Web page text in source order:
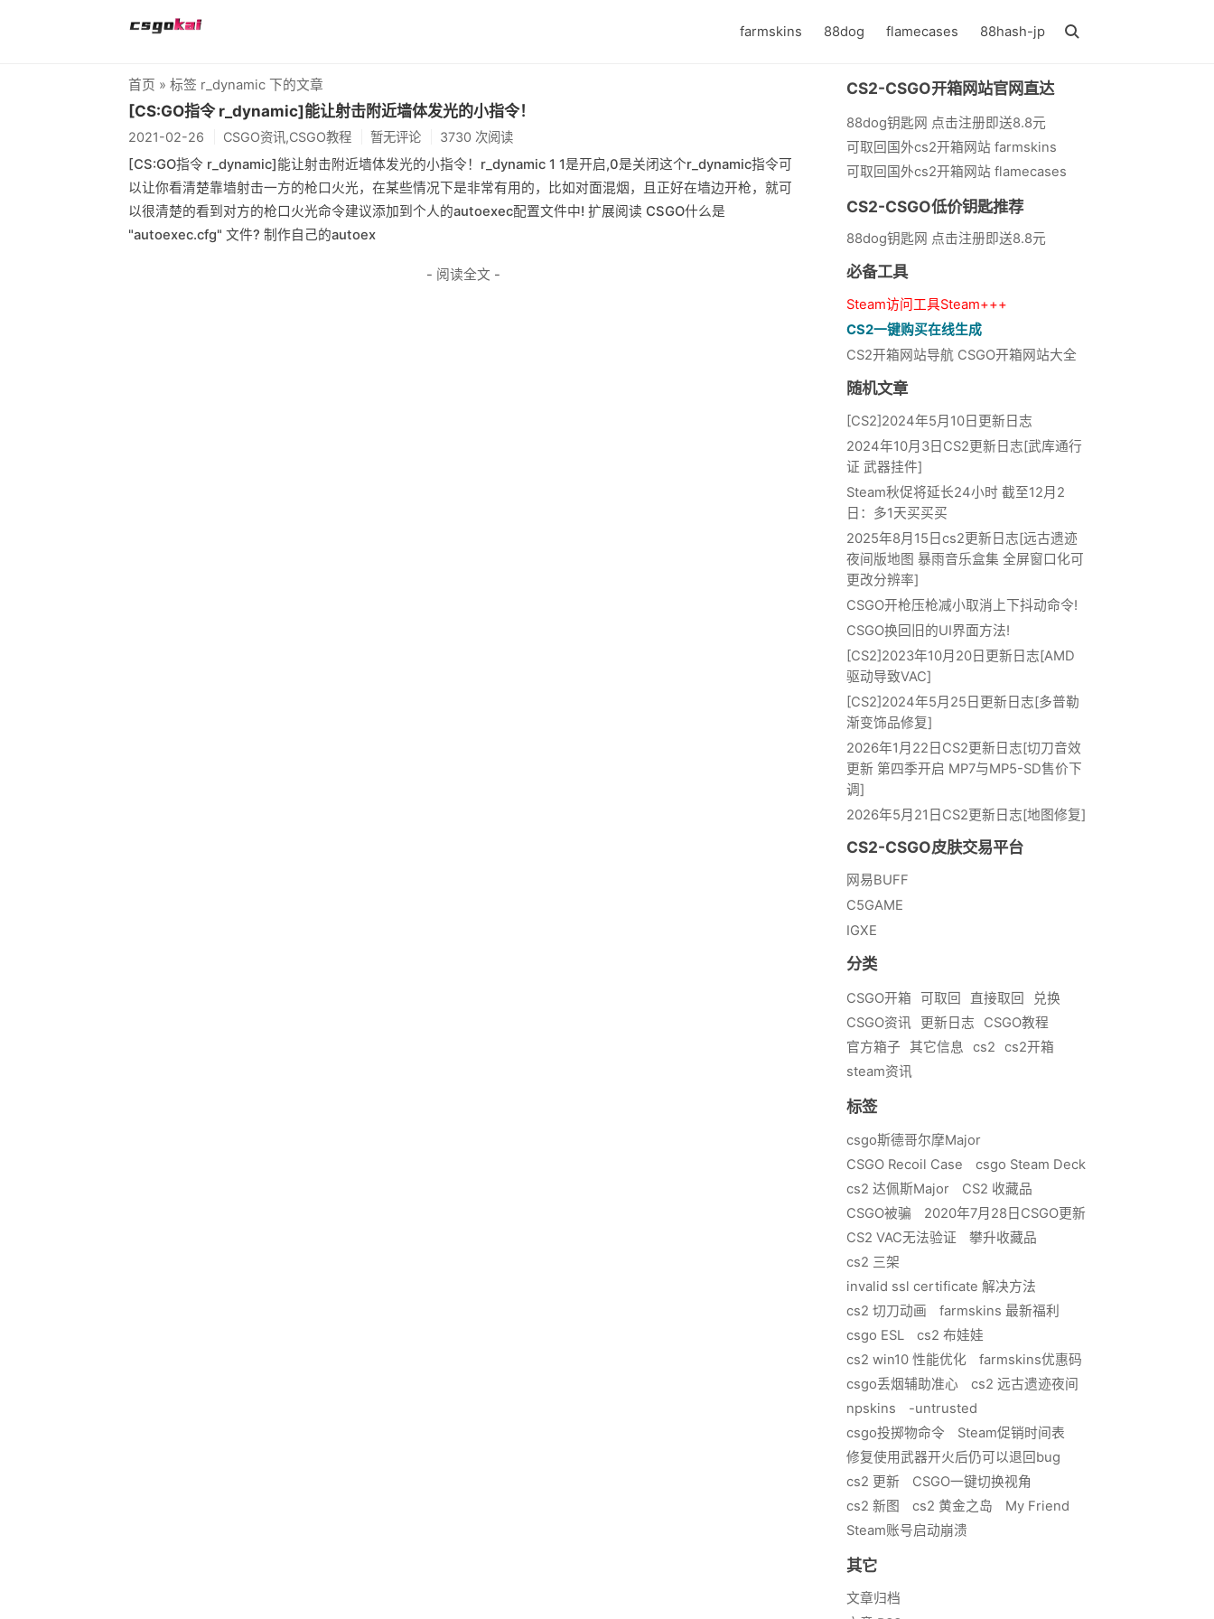
farmskins 88dog flamecases 88hash-jp
首页 » 标签 r_dynamic 下的文章
[CS:GO指令 r_dynamic]能让射击附近墙体发光的小指令！
2021-02-26 CSGO资讯,CSGO教程 暂无评论 3730 次阅读
[CS:GO指令 r_dynamic]能让射击附近墙体发光的小指令！r_dynamic 1 1是开启,0是关闭这个r_dynamic指令可
以让你看清楚靠墙射击一方的枪口火光，在某些情况下是非常有用的，比如对面混烟，且正好在墙边开枪，就可
以很清楚的看到对方的枪口火光命令建议添加到个人的autoexec配置文件中! 扩展阅读 CSGO什么是
"autoexec.cfg" 文件? 制作自己的autoex
- 阅读全文 -
CS2-CSGO开箱网站官网直达
88dog钥匙网 点击注册即送8.8元
可取回国外cs2开箱网站 farmskins
可取回国外cs2开箱网站 flamecases
CS2-CSGO低价钥匙推荐
88dog钥匙网 点击注册即送8.8元
必备工具
Steam访问工具Steam+++
CS2一键购买在线生成
CS2开箱网站导航 CSGO开箱网站大全
随机文章
[CS2]2024年5月10日更新日志
2024年10月3日CS2更新日志[武库通行
证 武器挂件]
Steam秋促将延长24小时 截至12月2
日：多1天买买买
2025年8月15日cs2更新日志[远古遗迹
夜间版地图 暴雨音乐盒集 全屏窗口化可
更改分辨率]
CSGO开枪压枪减小取消上下抖动命令!
CSGO换回旧的UI界面方法!
[CS2]2023年10月20日更新日志[AMD
驱动导致VAC]
[CS2]2024年5月25日更新日志[多普勒
渐变饰品修复]
2026年1月22日CS2更新日志[切刀音效
更新 第四季开启 MP7与MP5-SD售价下
调]
2026年5月21日CS2更新日志[地图修复]
CS2-CSGO皮肤交易平台
网易BUFF
C5GAME
IGXE
分类
CSGO开箱 可取回 直接取回
兑换
CSGO资讯
更新日志
CSGO教程
官方箱子
其它信息 cs2
cs2开箱
steam资讯
标签
csgo斯德哥尔摩Major
CSGO Recoil Case
csgo Steam Deck
cs2 达佩斯Major
CS2 收藏品
CSGO被骗
2020年7月28日CSGO更新
CS2 VAC无法验证
攀升收藏品
cs2 三架
invalid ssl certificate 解决方法
cs2 切刀动画
farmskins 最新福利
csgo ESL
cs2 布娃娃
cs2 win10 性能优化
farmskins优惠码
csgo丢烟辅助准心
cs2 远古遗迹夜间
npskins
-untrusted
csgo投掷物命令
Steam促销时间表
修复使用武器开火后仍可以退回bug
cs2 更新
CSGO一键切换视角
cs2 新图
cs2 黄金之岛
My Friend
Steam账号启动崩溃
其它
文章归档